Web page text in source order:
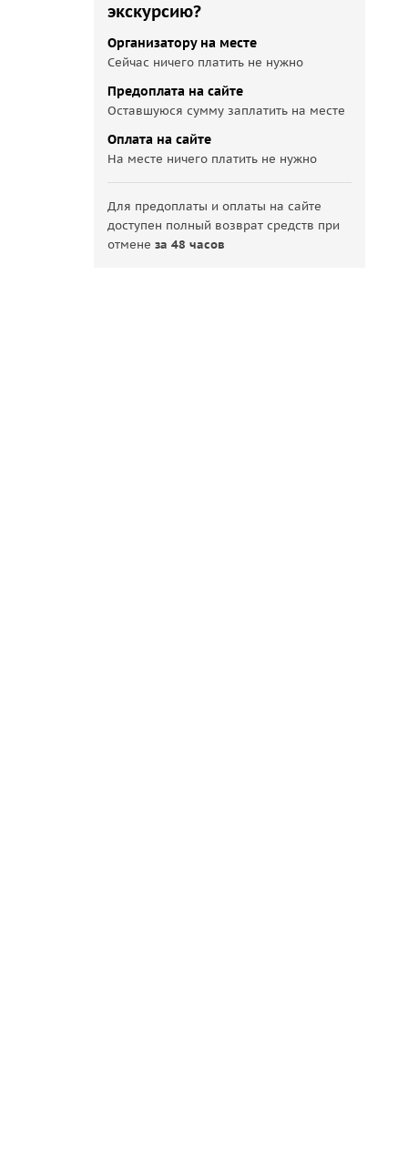
экскурсию?
Организатору на месте
Сейчас ничего платить не нужно
Предоплата на сайте
Оставшуюся сумму заплатить на месте
Оплата на сайте
На месте ничего платить не нужно
Для предоплаты и оплаты на сайте
доступен полный возврат средств при
отменеза 48 часов